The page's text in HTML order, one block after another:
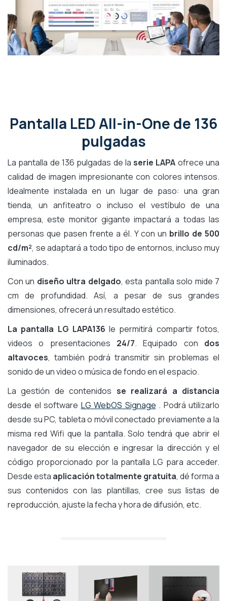
Pantalla LED All-in-One de 136
pulgadas
La pantalla de 136 pulgadas de laserie LAPA ofrece una
calidad de imagen impresionante con colores intensos.
Idealmente instalada en un lugar de paso: una gran
tienda, un anfiteatro o incluso el vestíbulo de una
empresa, este monitor gigante impactará a todas las
personas que pasen frente a él. Y con un brillo de 500
cd/m², se adaptará a todo tipo de entornos, incluso muy
iluminados.
Con un diseño ultra delgado, esta pantalla solo mide 7
cm de profundidad. Así, a pesar de sus grandes
dimensiones, ofrecerá un resultado estético.
La pantalla LG LAPA136 le permitirá compartir fotos,
videos o presentaciones 24/7. Equipado con dos
altavoces, también podrá transmitir sin problemas el
sonido de un video o música de fondo en el espacio.
La gestión de contenidos se realizará a distancia
desde el software LG WebOS Signage . Podrá utilizarlo
desde su PC, tableta o móvil conectado previamente a la
misma red Wifi que la pantalla. Solo tendrá que abrir el
navegador de su elección e ingresar la dirección y el
código proporcionado por la pantalla LG para acceder.
Desde esta aplicación totalmente gratuita, dé forma a
sus contenidos con las plantillas, cree sus listas de
reproducción, ajuste la fecha y hora de difusión, etc.